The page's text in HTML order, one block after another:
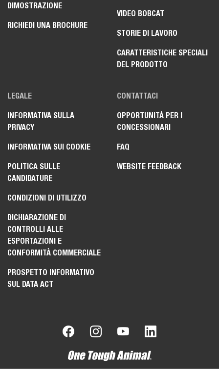
DIMOSTRAZIONE
RICHIEDI UNA BROCHURE
VIDEO BOBCAT
STORIE DI LAVORO
CARATTERISTICHE SPECIALI
DEL PRODOTTO
LEGALE
INFORMATIVA SULLA
PRIVACY
INFORMATIVA SUI COOKIE
POLITICA SULLE
CANDIDATURE
CONDIZIONI DI UTILIZZO
DICHIARAZIONE DI
CONTROLLI ALLE
ESPORTAZIONI E
CONFORMITÀ COMMERCIALE
PROSPETTO INFORMATIVO
SUL DATA ACT
CONTATTACI
OPPORTUNITÀ PER I
CONCESSIONARI
FAQ
WEBSITE FEEDBACK